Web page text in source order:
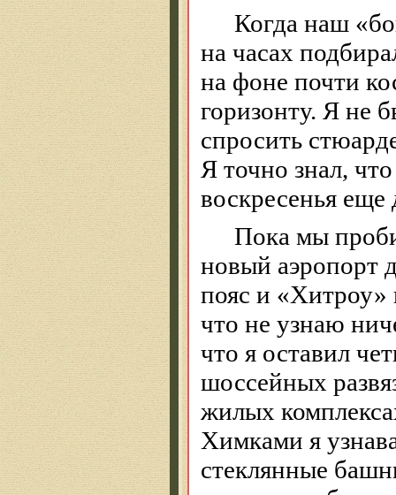
Когда наш«
на часах
на фоне почти
горизонту. Я не
спросить
Я точно знал,
воскресенья
Пока мы
новый аэропорт
пояс и «Хитроу»
что не узнаю
что я оставил
шоссейных
жилых
Химками я
стеклянные